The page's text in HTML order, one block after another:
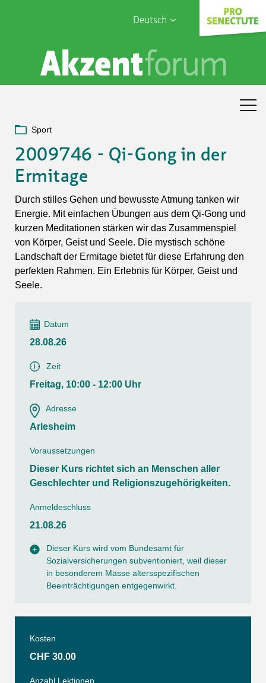
Deutsch
English
Français
Sophia Care
Sport
2009746 - Qi-Gong in der
Ermitage
Durch stilles Gehen und bewusste Atmung tanken wir
Energie. Mit einfachen Übungen aus dem Qi-Gong und
kurzen Meditationen stärken wir das Zusammenspiel
von Körper, Geist und Seele. Die mystisch schöne
Landschaft der Ermitage bietet für diese Erfahrung den
perfekten Rahmen. Ein Erlebnis für Körper, Geist und
Seele.
Datum
28.08.26
Zeit
Freitag, 10:00 - 12:00 Uhr
Adresse
Arlesheim
Voraussetzungen
Dieser Kurs richtet sich an Menschen aller
Geschlechter und Religionszugehörigkeiten.
Anmeldeschluss
21.08.26
Dieser Kurs wird vom Bundesamt für
Sozialversicherungen subventioniert, weil dieser
in besonderem Masse altersspezifischen
Beeinträchtigungen entgegenwirkt.
Kosten
CHF 30.00
Anzahl Lektionen